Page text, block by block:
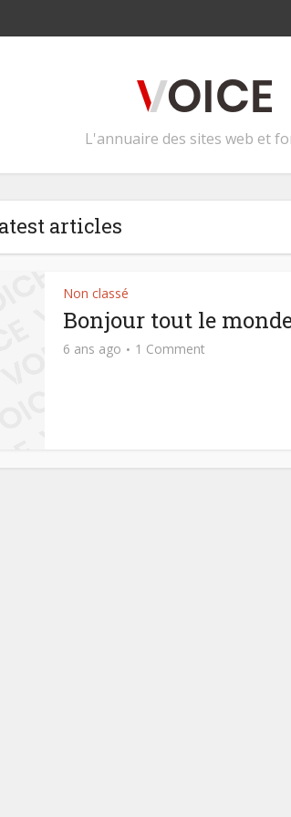
L'annuaire des sites web et
articles
Non classé
Bonjour tout le
6 ans ago 1 Comment